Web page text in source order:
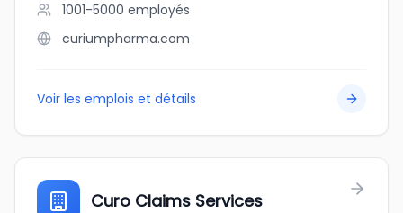
1001-5000 employés
curiumpharma.com
Voir les emplois et détails
Curo Claims Services